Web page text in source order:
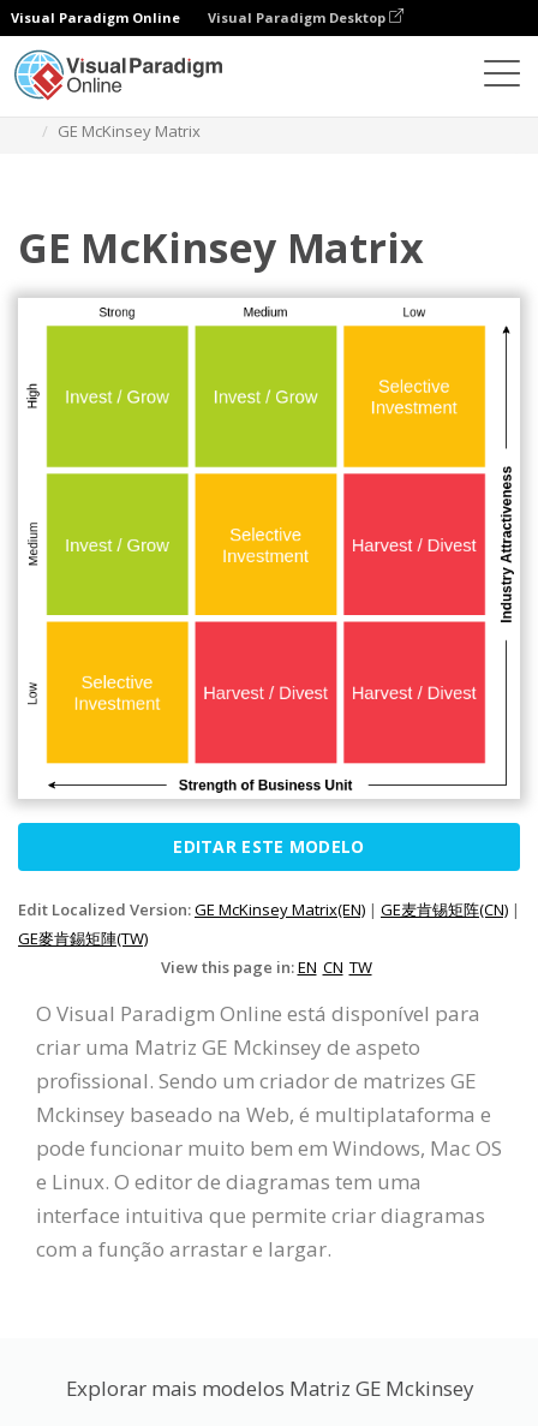
Visual Paradigm Online Visual Paradigm Desktop
GE McKinsey Matrix
GE McKinsey Matrix
EDITAR ESTE MODELO
Edit Localized Version:GE McKinsey Matrix(EN) | GE麦肯锡矩阵(CN) |
GE麥肯錫矩陣(TW)
View this page in:EN CN TW
O Visual Paradigm Online está disponível para
criar uma Matriz GE Mckinsey de aspeto
profissional. Sendo um criador de matrizes GE
Mckinsey baseado na Web, é multiplataforma e
pode funcionar muito bem em Windows, Mac OS
e Linux. O editor de diagramas tem uma
interface intuitiva que permite criar diagramas
com a função arrastar e largar.
Explorar mais modelos Matriz GE Mckinsey